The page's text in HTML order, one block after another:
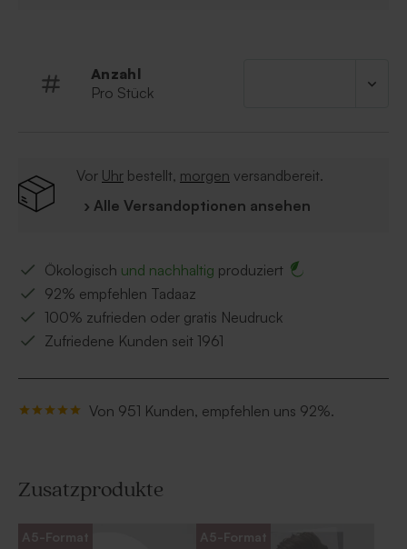
Anzahl
Pro Stück
Vor Uhr bestellt, morgen versandbereit.
› Alle Versandoptionen ansehen
Ökologisch und nachhaltig produziert
92% empfehlen Tadaaz
100% zufrieden oder gratis Neudruck
Zufriedene Kunden seit 1961
Von 951 Kunden, empfehlen uns 92%.
Zusatzprodukte
A5-Format A5-Format